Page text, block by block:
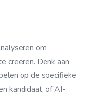
om
creëren. Denk aan
op de specifieke
kandidaat, of AI-